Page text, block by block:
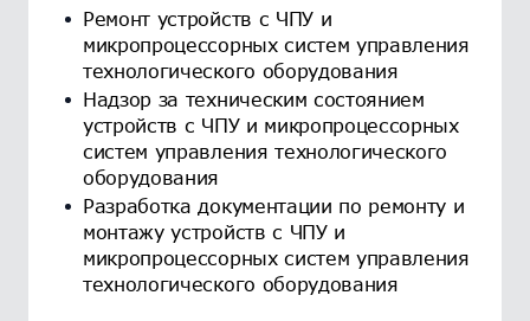
Ремонт устройств с ЧПУ и
микропроцессорных систем управления
технологического оборудования
Надзор за техническим состоянием
устройств с ЧПУ и микропроцессорных
систем управления технологического
оборудования
Разработка документации по ремонту и
монтажу устройств с ЧПУ и
микропроцессорных систем управления
технологического оборудования